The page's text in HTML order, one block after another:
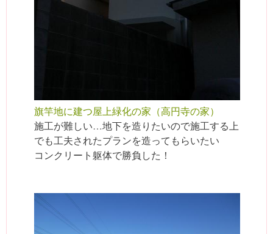
旗竿地に建つ屋上緑化の家（高円寺の家）
施工が難しい…地下を造りたいので施工する上
でも工夫されたプランを造ってもらいたい
コンクリート躯体で勝負した！